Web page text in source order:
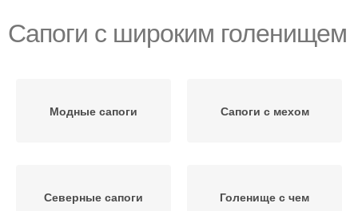
Сапоги с широким голенищем
Модные сапоги Сапоги с мехом
Северные сапоги Голенище с чем